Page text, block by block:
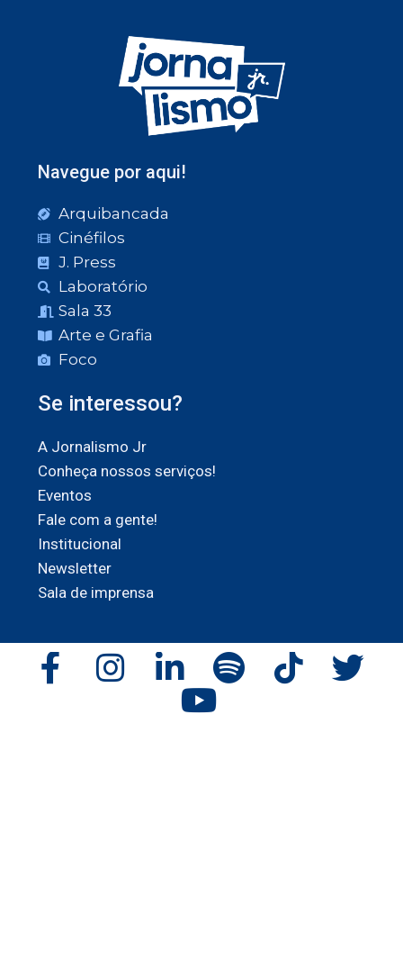
Navegue por aqui!
Arquibancada
Cinéfilos
J. Press
Laboratório
Sala 33
Arte e Grafia
Foco
Se interessou?
A Jornalismo Jr
Conheça nossos serviços!
Eventos
Fale com a gente!
Institucional
Newsletter
Sala de imprensa